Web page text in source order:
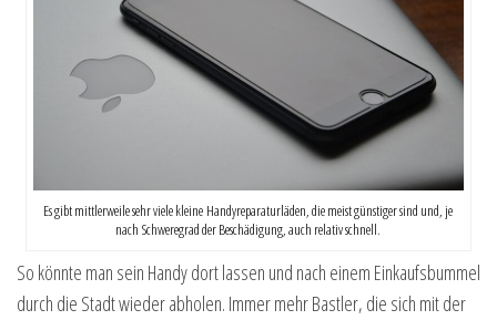
Es gibt mittlerweile sehr viele kleine Handyreparaturläden, die meist günstiger sind und, je
nach Schweregrad der Beschädigung, auch relativ schnell.
So könnte man sein Handy dort lassen und nach einem Einkaufsbummel
durch die Stadt wieder abholen. Immer mehr Bastler, die sich mit der